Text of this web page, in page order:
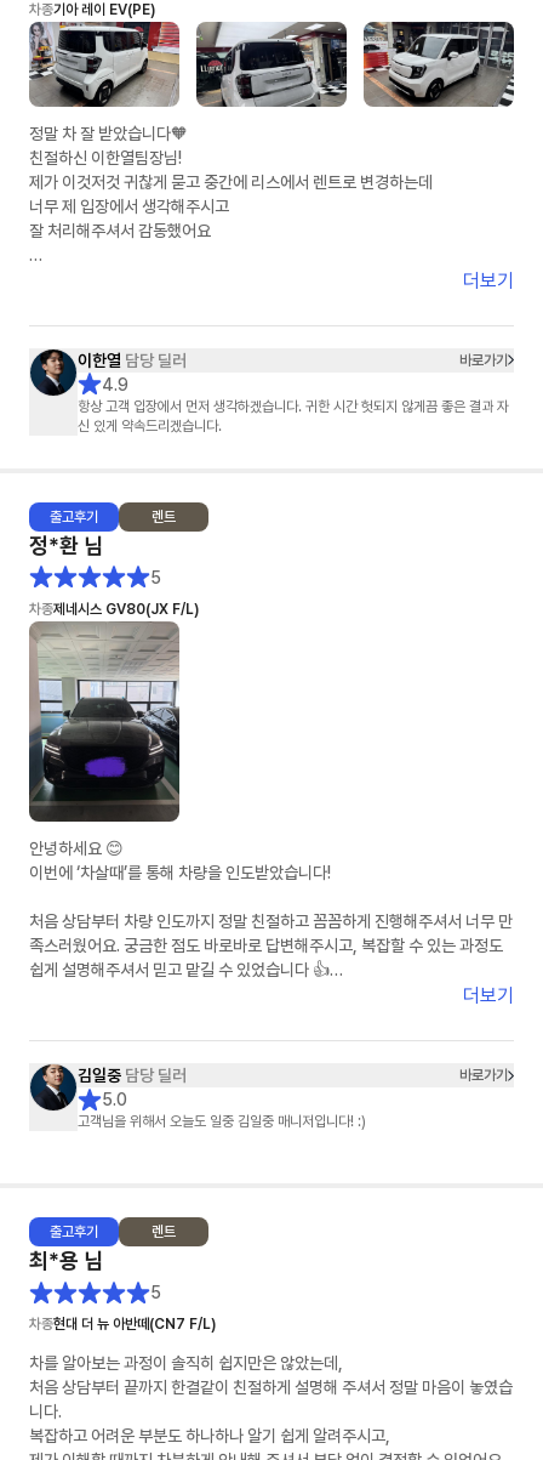
차량이 인도되는 날에 맞춰 보내 주신, 멋진 선물과 감동의 손 카드,,,
자기 개인 돈 써 가면서 사후 감동까지 선사해 주신 그 정성은 절대 흔하지 않
습니다.
습니다.
훗날 이연주 매니저님이 어떤 기업의 경영자가 되어 크고 좋은 회사를 운영
하는 것을 상상해 보는 것도 절대 무리가 아닐 것입니다.
아는 지인들에게 소문내기 시작했습니다.
"장기 렌트카 생각있어? 엉뚱한데서 지원 받지 말고, 무조건 이연주 매니저
차종기아 레이 EV(PE)
정말 차 잘 받았습니다🧡
친절하신 이한열팀장님!
제가 이것저것 귀찮게 묻고 중간에 리스에서 렌트로 변경하는데
너무 제 입장에서 생각해주시고
잘 처리해주셔서 감동했어요
주변에 소개할께요
감사합니당😍😍😍
더보기
이한열 담당 딜러 바로가기
4.9
항상 고객 입장에서 먼저 생각하겠습니다. 귀한 시간 헛되지 않게끔 좋은 결과 자
신 있게 약속드리겠습니다.
출고후기 렌트
정*환 님
5
차종제네시스 GV80(JX F/L)
안녕하세요 😊
이번에 ‘차살때’를 통해 차량을 인도받았습니다!
처음 상담부터 차량 인도까지 정말 친절하고 꼼꼼하게 진행해주셔서 너무 만
족스러웠어요. 궁금한 점도 바로바로 답변해주시고, 복잡할 수 있는 과정도
쉽게 설명해주셔서 믿고 맡길 수 있었습니다 👍
행해주셔서 기분 좋게 받을 수 있었어요 🚗✨
특히 김일중 담당자님께서 세심하게 챙겨주셔서 끝까지 안심하고 진행할 수
있었습니다. 다시 한 번 감사드립니다!
감사합니다 🙏
더보기
김일중 담당 딜러 바로가기
5.0
고객님을 위해서 오늘도 일중 김일중 매니저입니다! :)
출고후기 렌트
최*용 님
5
차종현대 더 뉴 아반떼(CN7 F/L)
차를 알아보는 과정이 솔직히 쉽지만은 않았는데,
처음 상담부터 끝까지 한결같이 친절하게 설명해 주셔서 정말 마음이 놓였습
니다.
복잡하고 어려운 부분도 하나하나 알기 쉽게 알려주시고,